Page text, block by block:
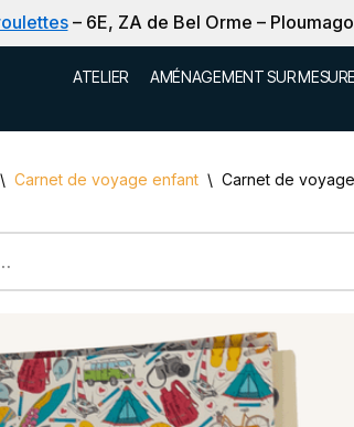
– 6E, ZA de Bel Orme –
ATELIER AMÉNAGEMENT SUR MESURE
\ Carnet de voyage enfant \ Carnet de